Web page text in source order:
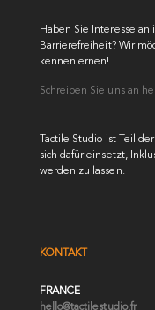
Haben Sie Interesse an
Barrierefreiheit? Wir
kennenlernen!
Schreiben Sie uns an
Tactile Studio ist Teil
sich dafür einsetzt,
werden zu lassen.
KONTAKT
FRANCE
hello@tactilestudio.fr